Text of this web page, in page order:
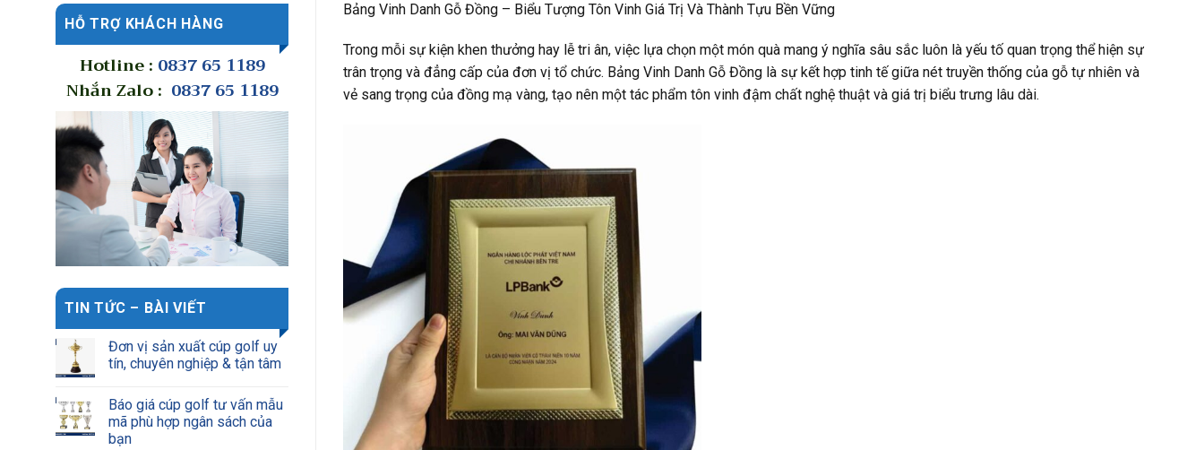
HỖ TRỢ KHÁCH HÀNG
Hotline : 0837 65 1189
Nhắn Zalo : 0837 65 1189
TIN TỨC – BÀI VIẾT
Đơn vị sản xuất cúp golf uy
tín, chuyên nghiệp & tận tâm
Báo giá cúp golf tư vấn mẫu
mã phù hợp ngân sách của
bạn
Bảng Vinh Danh Gỗ Đồng – Biểu Tượng Tôn Vinh Giá Trị Và Thành Tựu Bền Vững
Trong mỗi sự kiện khen thưởng hay lễ tri ân, việc lựa chọn một món quà mang ý nghĩa sâu sắc luôn là yếu tố quan trọng thể hiện sự
trân trọng và đẳng cấp của đơn vị tổ chức. Bảng Vinh Danh Gỗ Đồng là sự kết hợp tinh tế giữa nét truyền thống của gỗ tự nhiên và
vẻ sang trọng của đồng mạ vàng, tạo nên một tác phẩm tôn vinh đậm chất nghệ thuật và giá trị biểu trưng lâu dài.